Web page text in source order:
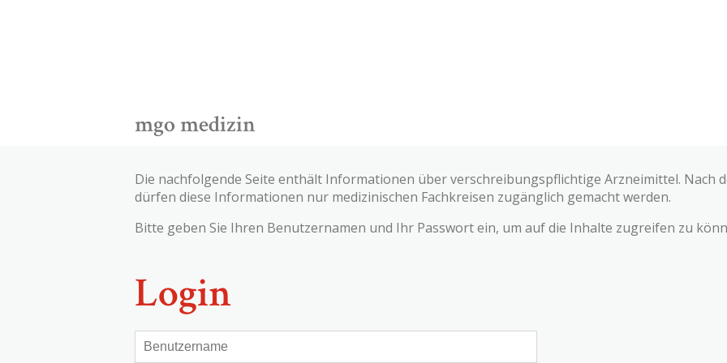
mgo medizin
Die nachfolgende Seite enthält Informationen über verschreibungspflichtige Arzneimittel. Nach
dürfen diese Informationen nur medizinischen Fachkreisen zugänglich gemacht werden.
Bitte geben Sie Ihren Benutzernamen und Ihr Passwort ein, um auf die Inhalte zugreifen zu
Login